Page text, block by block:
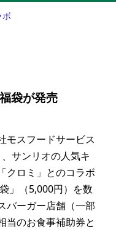
ボ
袋が発売
モスフードサービス
サンリオの人気キ
クロミ」とのコラボ
」（5,000円）を数
バーガー店舗（一部
当のお食事補助券と